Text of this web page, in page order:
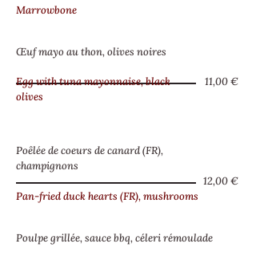
Marrowbone
Œuf mayo au thon, olives noires
Egg with tuna mayonnaise, black
olives
11,00 €
Poêlée de coeurs de canard (FR),
champignons
Pan-fried duck hearts (FR), mushrooms
12,00 €
Poulpe grillée, sauce bbq, céleri rémoulade